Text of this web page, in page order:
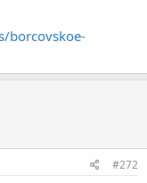
borcovskoe-
#272